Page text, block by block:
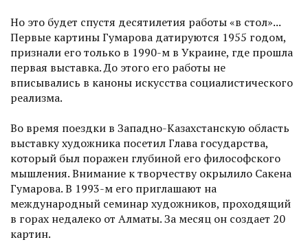
Но это будет спустя десятилетия работы «в стол»...
Первые картины Гумарова датируются 1955 годом,
признали его только в 1990-м в Украине, где прошла
первая выставка. До этого его работы не
вписывались в каноны искусства социалистического
реализма.
Во время поездки в Западно-Казахстанскую область
выставку художника посетил Глава государства,
который был поражен глубиной его философского
мышления. Внимание к творчест­ву окрылило Сакена
Гумарова. В 1993-м его приглашают на
международный семинар художников, проходящий
в горах недалеко от Алматы. За месяц он создает 20
картин.